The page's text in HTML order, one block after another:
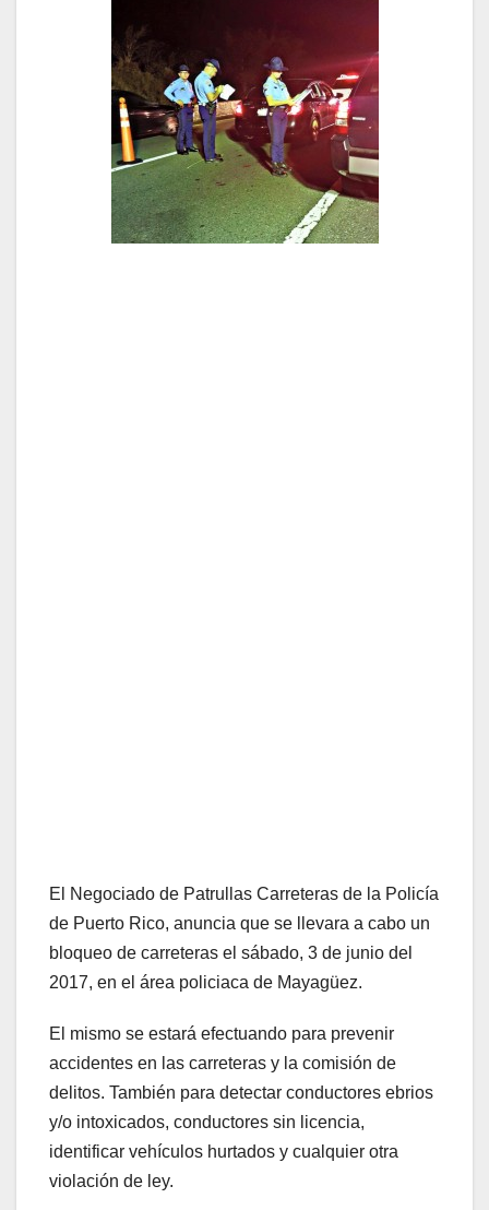
El Negociado de Patrullas Carreteras de la Policía
de Puerto Rico, anuncia que se llevara a cabo un
bloqueo de carreteras el sábado, 3 de junio del
2017, en el área policiaca de Mayagüez.
El mismo se estará efectuando para prevenir
accidentes en las carreteras y la comisión de
delitos. También para detectar conductores ebrios
y/o intoxicados, conductores sin licencia,
identificar vehículos hurtados y cualquier otra
violación de ley.